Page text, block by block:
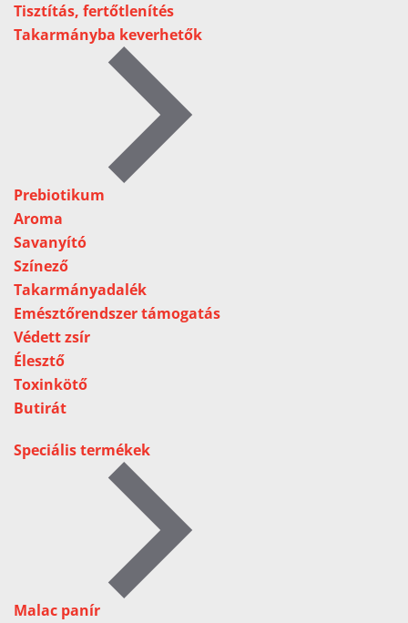
Tisztítás, fertőtlenítés
Takarmányba keverhetők
Prebiotikum
Aroma
Savanyító
Színező
Takarmányadalék
Emésztőrendszer támogatás
Védett zsír
Élesztő
Toxinkötő
Butirát
Speciális termékek
Malac panír